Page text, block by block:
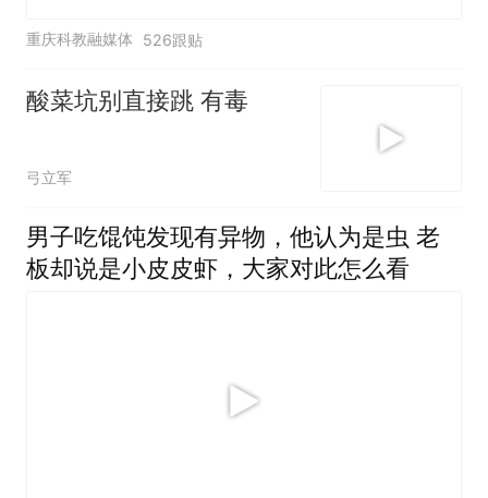
重庆科教融媒体 526跟贴
酸菜坑别直接跳 有毒
弓立军
男子吃馄饨发现有异物，他认为是虫 老
板却说是小皮皮虾，大家对此怎么看